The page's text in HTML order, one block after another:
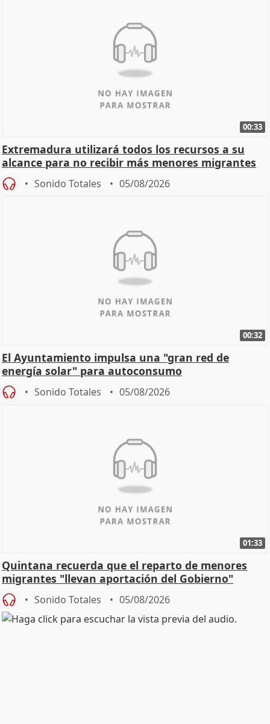
00:33
Extremadura utilizará todos los recursos a su
alcance para no recibir más menores migrantes
Sonido Totales 05/08/2026
00:32
El Ayuntamiento impulsa una "gran red de
energía solar" para autoconsumo
Sonido Totales 05/08/2026
01:33
Quintana recuerda que el reparto de menores
migrantes "llevan aportación del Gobierno"
central
Sonido Totales 05/08/2026